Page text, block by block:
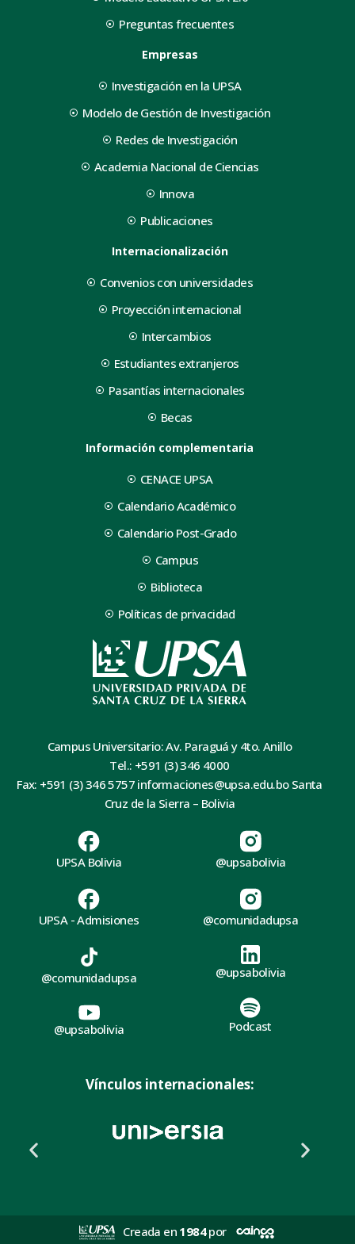
Preguntas frecuentes
Empresas
Investigación en la UPSA
Modelo de Gestión de Investigación
Redes de Investigación
Academia Nacional de Ciencias
Innova
Publicaciones
Internacionalización
Convenios con universidades
Proyección internacional
Intercambios
Estudiantes extranjeros
Pasantías internacionales
Becas
Información complementaria
CENACE UPSA
Calendario Académico
Calendario Post-Grado
Campus
Biblioteca
Políticas de privacidad
Campus Universitario: Av. Paraguá y 4to. Anillo
Tel.: +591 (3) 346 4000
Fax: +591 (3) 346 5757 informaciones@upsa.edu.bo Santa
Cruz de la Sierra – Bolivia
UPSA Bolivia
UPSA - Admisiones
@upsabolivia
@comunidadupsa
@comunidadupsa
@upsabolivia
@upsabolivia
Podcast
Vínculos internacionales:
Creada en 1984por